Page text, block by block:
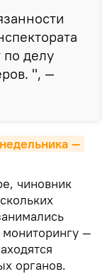
делу
", —
—
чиновник
мониторингу —
органов.